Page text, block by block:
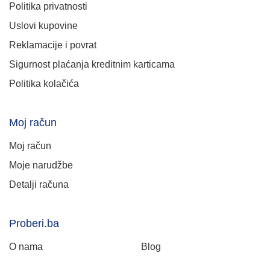
Politika privatnosti
Uslovi kupovine
Reklamacije i povrat
Sigurnost plaćanja kreditnim karticama
Politika kolačića
Moj račun
Moj račun
Moje narudžbe
Detalji računa
Proberi.ba
O nama Blog